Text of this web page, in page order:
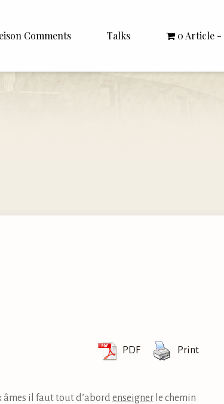
Comments Talks
Rector Letters
0 Article
PDF Print
âmes il faut tout d’abord enseigner le chemin